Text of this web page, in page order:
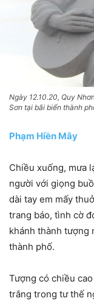
Ngày 12.10.20, Quy
Sơn tại bãi biển thành
Phạm Hiền Mây
Chiều xuống, mưa
người với giọng
dài tay em mấy
trang báo, tình cờ
khánh thành tượng
thành phố.
Tượng có chiều
trắng trong tư thế